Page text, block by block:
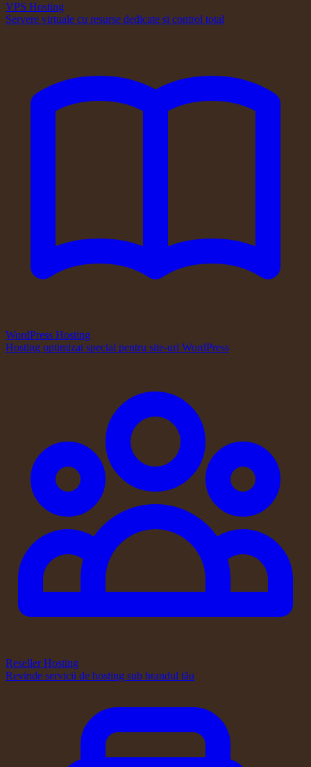
VPS Hosting
Servere virtuale cu resurse dedicate și control total
WordPress Hosting
Hosting optimizat special pentru site-uri WordPress
Reseller Hosting
Revinde servicii de hosting sub brandul tău